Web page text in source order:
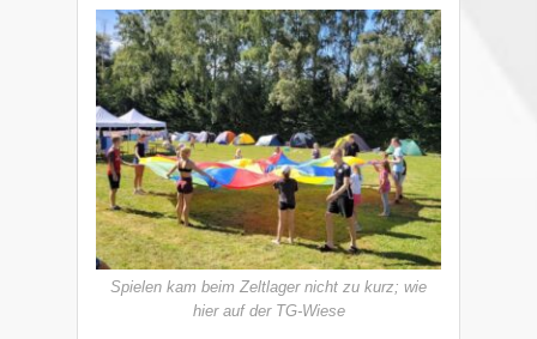
Spielen kam beim Zeltlager nicht zu kurz; wie
hier auf der TG-Wiese